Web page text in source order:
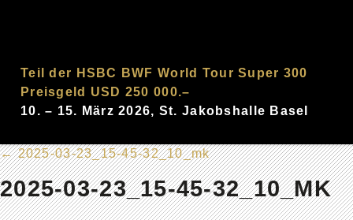
Teil der HSBC BWF World Tour Super 300
Preisgeld USD 250 000.–
10. – 15. März 2026, St. Jakobshalle Basel
←2025-03-23_15-45-32_10_mk
2025-03-23_15-45-32_10_MK